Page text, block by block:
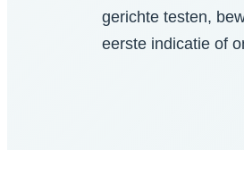
gerichte testen,
eerste indicatie of